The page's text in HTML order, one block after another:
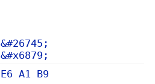
&#26745;
&#x6879;
E6 A1 B9